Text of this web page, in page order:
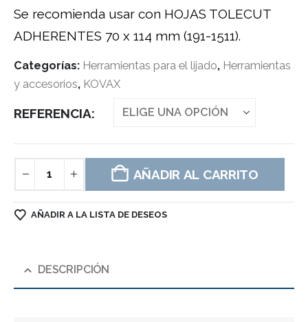
Se recomienda usar con HOJAS TOLECUT
ADHERENTES 70 x 114 mm (191-1511).
Categorías: Herramientas para el lijado, Herramientas
y accesorios, KOVAX
REFERENCIA
AÑADIR AL CARRITO
AÑADIR A LA LISTA DE DESEOS
DESCRIPCIÓN